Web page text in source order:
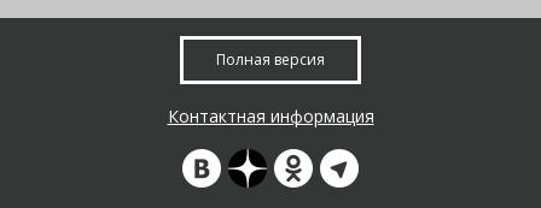
Полная версия
Контактная информация